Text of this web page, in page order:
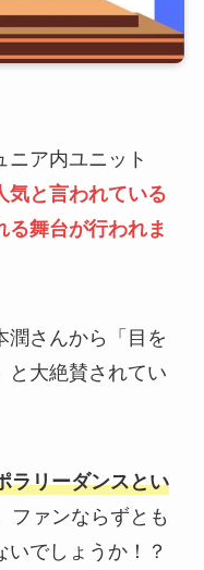
ニア内ユニット
気と言われている
る舞台が行われま
潤さんから「目を
と大絶賛されてい
ラリーダンスとい
ファンならずとも
でしょうか！？